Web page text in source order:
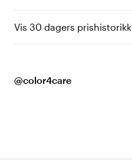
Vis 30 dagers prishistorikk
@color4care